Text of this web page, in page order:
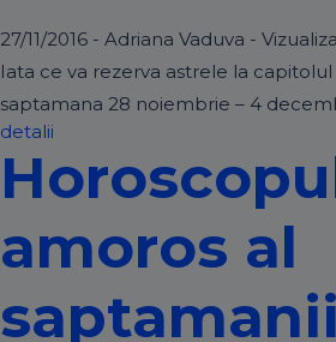
27/11/2016 - Adriana Vaduva -
Iata ce va rezerva astrele la capitolul
saptamana 28 noiembrie – 4
detalii
amoros al
saptamanii